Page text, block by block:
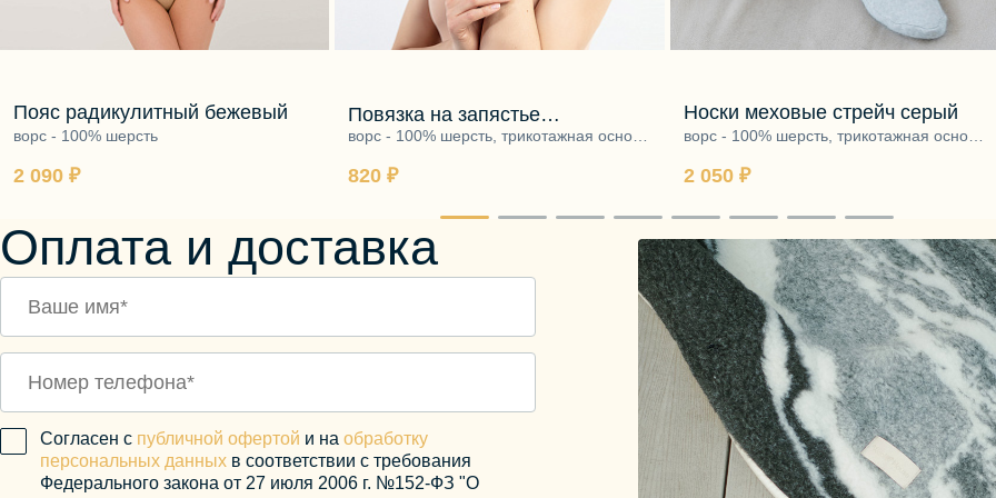
2 090 ₽
Пояс радикулитный бежевый
ворс - 100% шерсть
820 ₽
Повязка на запястье
согревающая стрейч
ворс - 100% шерсть, трикотажная основа
2 050 ₽
Носки меховые стрейч серый
ворс - 100% шерсть, трикотажная основа
Оплата и доставка
Согласен с публичной офертой и на обработку
персональных данных в соответствии с требования
Федерального закона от 27 июля 2006 г. №152-ФЗ "О